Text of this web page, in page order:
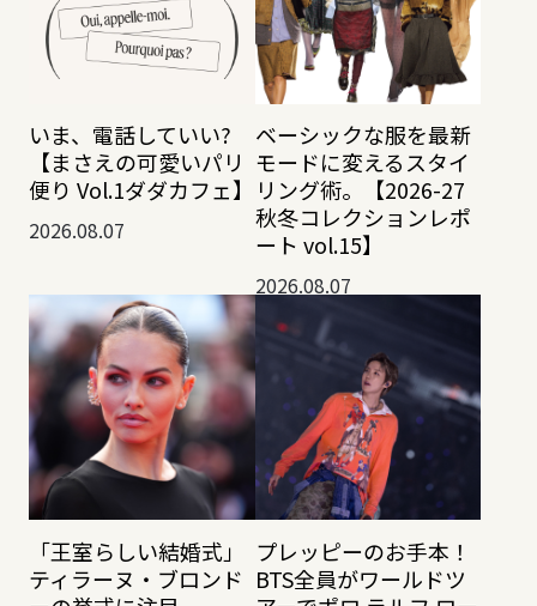
いま、電話していい?
【まさえの可愛いパリ
便り Vol.1ダダカフェ】
2026.08.07
ベーシックな服を最新
モードに変えるスタイ
リング術。【2026-27
秋冬コレクションレポ
ート vol.15】
2026.08.07
「王室らしい結婚式」
ティラーヌ・ブロンド
プレッピーのお手本！
BTS全員がワールドツ